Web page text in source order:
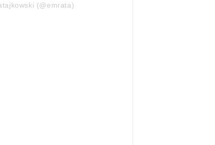
(@emrata)